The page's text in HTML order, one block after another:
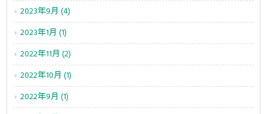
2023年9月 (4)
2023年1月 (1)
2022年11月 (2)
2022年10月 (1)
2022年9月 (1)